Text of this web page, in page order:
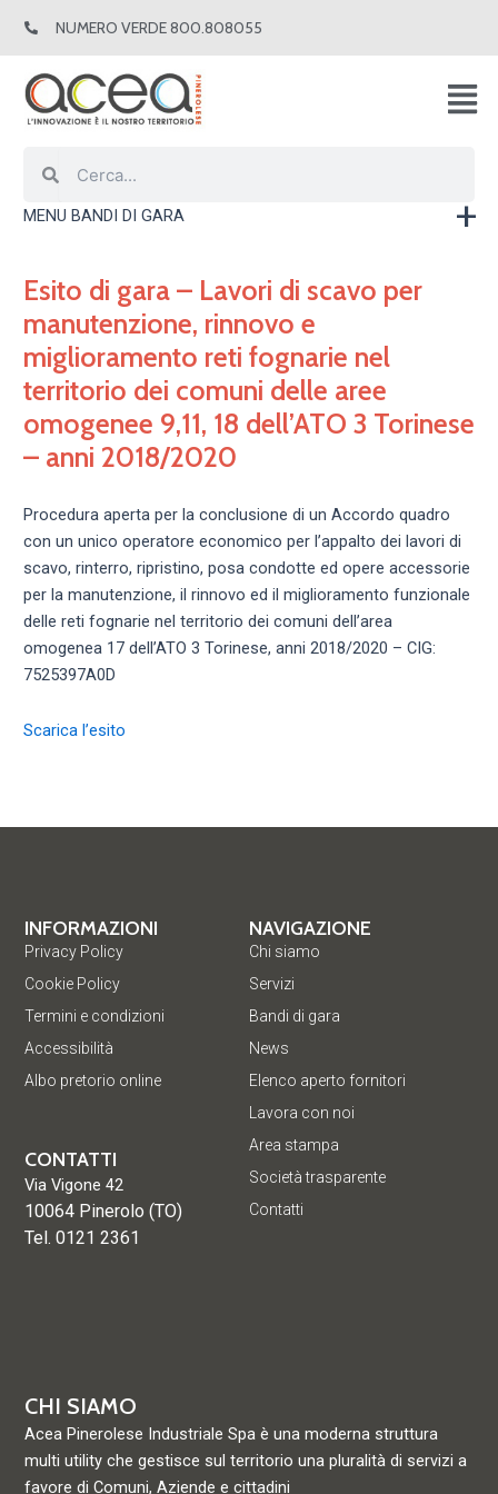
NUMERO VERDE 800.808055
MENU BANDI DI GARA
Esito di gara – Lavori di scavo per
manutenzione, rinnovo e
miglioramento reti fognarie nel
territorio dei comuni delle aree
omogenee 9,11, 18 dell’ATO 3 Torinese
– anni 2018/2020
Procedura aperta per la conclusione di un Accordo quadro
con un unico operatore economico per l’appalto dei lavori di
scavo, rinterro, ripristino, posa condotte ed opere accessorie
per la manutenzione, il rinnovo ed il miglioramento funzionale
delle reti fognarie nel territorio dei comuni dell’area
omogenea 17 dell’ATO 3 Torinese, anni 2018/2020 – CIG:
7525397A0D
Scarica l’esito
CHI SIAMO
Acea Pinerolese Industriale Spa è una moderna struttura
multi utility che gestisce sul territorio una pluralità di servizi a
favore di Comuni, Aziende e cittadini
NAVIGAZIONE
Chi siamo
Servizi
Bandi di gara
News
Elenco aperto fornitori
Lavora con noi
Area stampa
Società trasparente
Contatti
INFORMAZIONI
Privacy Policy
Cookie Policy
Termini e condizioni
Accessibilità
Albo pretorio online
CONTATTI
Via Vigone 42
10064 Pinerolo (TO)
Tel. 0121 2361